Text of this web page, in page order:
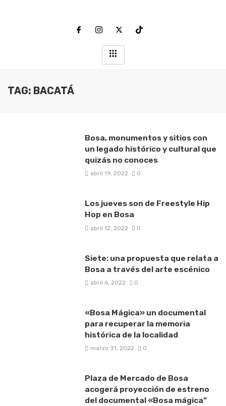
TAG: BACATÁ
Bosa, monumentos y sitios con
un legado histórico y cultural que
quizás no conoces
abril 19, 2022 0
Los jueves son de Freestyle Hip
Hop en Bosa
abril 12, 2022 0
Siete: una propuesta que relata a
Bosa a través del arte escénico
abril 6, 2022 0
«Bosa Mágica» un documental
para recuperar la memoria
histórica de la localidad
marzo 31, 2022 0
Plaza de Mercado de Bosa
acogerá proyección de estreno
del documental «Bosa mágica”